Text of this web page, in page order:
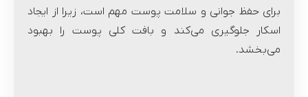
برای حفظ جوانی و سلامت پوست مهم است، زیرا از ایجاد
اسکار جلوگیری می‌کند و بافت کلی پوست را بهبود
می‌بخشد.